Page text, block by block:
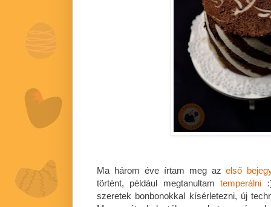
Ma három éve írtam meg azelső
történt, például megtanultamtemperálni
szeretek bonbonokkal kísérletezni, új